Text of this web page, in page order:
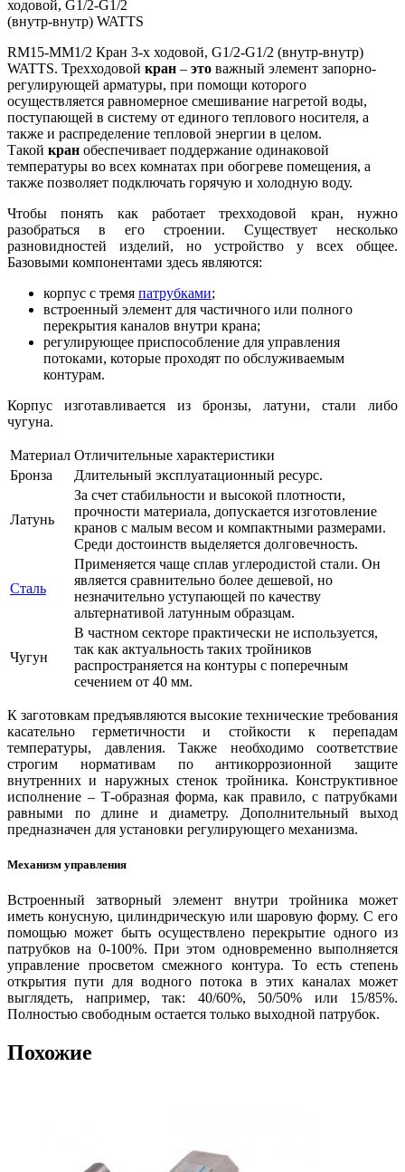
ходовой, G1/2-G1/2
(внутр-внутр) WATTS
RM15-MM1/2 Кран 3-х ходовой, G1/2-G1/2 (внутр-внутр)
WATTS. Трехходовой кран – это важный элемент запорно-
регулирующей арматуры, при помощи которого
осуществляется равномерное смешивание нагретой воды,
поступающей в систему от единого теплового носителя, а
также и распределение тепловой энергии в целом.
Такой кран обеспечивает поддержание одинаковой
температуры во всех комнатах при обогреве помещения, а
также позволяет подключать горячую и холодную воду.
Чтобы понять как работает трехходовой кран, нужно
разобраться в его строении. Существует несколько
разновидностей изделий, но устройство у всех общее.
Базовыми компонентами здесь являются:
корпус с тремя патрубками;
встроенный элемент для частичного или полного
перекрытия каналов внутри крана;
регулирующее приспособление для управления
потоками, которые проходят по обслуживаемым
контурам.
Корпус изготавливается из бронзы, латуни, стали либо
чугуна.
Материал Отличительные характеристики
Бронза
Длительный эксплуатационный ресурс.
Латунь
За счет стабильности и высокой плотности,
прочности материала, допускается изготовление
кранов с малым весом и компактными размерами.
Среди достоинств выделяется долговечность.
Сталь
Применяется чаще сплав углеродистой стали. Он
является сравнительно более дешевой, но
незначительно уступающей по качеству
альтернативой латунным образцам.
Чугун
В частном секторе практически не используется,
так как актуальность таких тройников
распространяется на контуры с поперечным
сечением от 40 мм.
К заготовкам предъявляются высокие технические требования
касательно герметичности и стойкости к перепадам
температуры, давления. Также необходимо соответствие
строгим нормативам по антикоррозионной защите
внутренних и наружных стенок тройника. Конструктивное
исполнение – Т-образная форма, как правило, с патрубками
равными по длине и диаметру. Дополнительный выход
предназначен для установки регулирующего механизма.
Механизм управления
Встроенный затворный элемент внутри тройника может
иметь конусную, цилиндрическую или шаровую форму. С его
помощью может быть осуществлено перекрытие одного из
патрубков на 0-100%. При этом одновременно выполняется
управление просветом смежного контура. То есть степень
открытия пути для водного потока в этих каналах может
выглядеть, например, так: 40/60%, 50/50% или 15/85%.
Полностью свободным остается только выходной патрубок.
Похожие